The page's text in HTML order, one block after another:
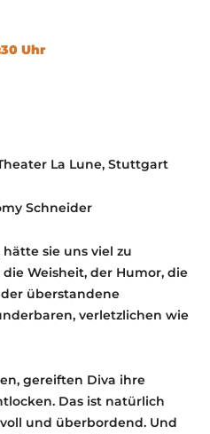
Uhr
La Lune, Stuttgart
Schneider
sie uns viel zu
Weisheit, der Humor, die
überstandene
verletzlichen wie
gereiften Diva ihre
Das ist natürlich
und überbordend. Und